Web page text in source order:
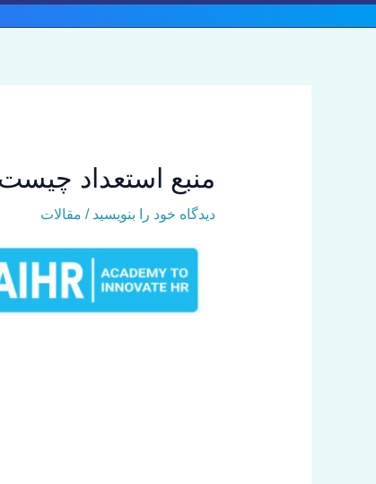
به
منبع استعداد
دیدگاه‌ خود را بنویسید / مقالات